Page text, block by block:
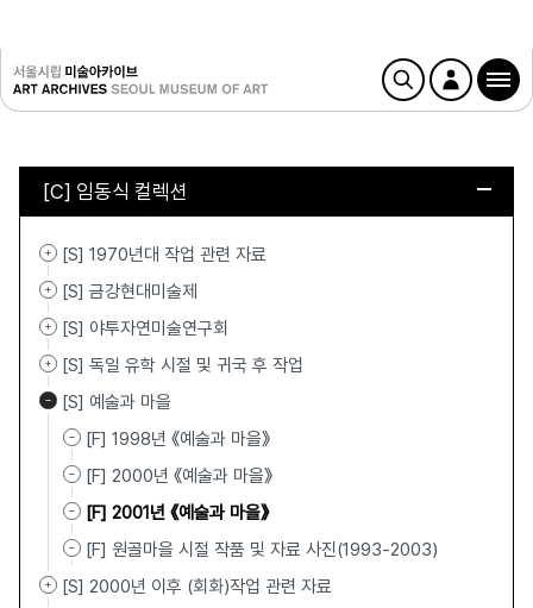
[C] 임동식 컬렉션
[S] 1970년대 작업 관련 자료
[S] 금강현대미술제
[S] 야투자연미술연구회
[S] 독일 유학 시절 및 귀국 후 작업
[S] 예술과 마을
[F] 1998년 《예술과 마을》
[F] 2000년 《예술과 마을》
[F] 2001년 《예술과 마을》
[F] 원골마을 시절 작품 및 자료 사진(1993-2003)
[S] 2000년 이후 (회화)작업 관련 자료